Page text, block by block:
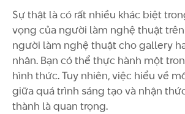
Sự thật là có rất nhiều khác biệt
vọng của người làm nghệ thuật
người làm nghệ thuật cho gallery
nhân. Bạn có thể thực hành một
hình thức. Tuy nhiên, việc hiểu về
giữa quá trình sáng tạo và nhận
thành là quan trọng.